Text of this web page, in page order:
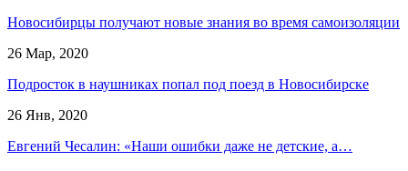
Новосибирцы получают новые знания во время самоизоляции
26 Мар, 2020
Подросток в наушниках попал под поезд в Новосибирске
26 Янв, 2020
Евгений Чесалин: «Наши ошибки даже не детские, а…